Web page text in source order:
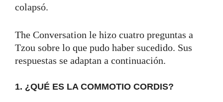
colapsó.
The Conversation le hizo cuatro preguntas a
Tzou sobre lo que pudo haber sucedido. Sus
respuestas se adaptan a continuación.
1. ¿QUÉ ES LA COMMOTIO CORDIS?